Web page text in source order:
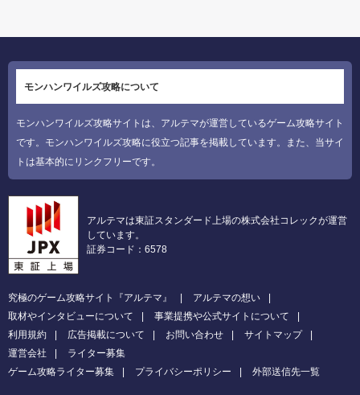
モンハンワイルズ攻略について
モンハンワイルズ攻略サイトは、アルテマが運営しているゲーム攻略サイト
です。モンハンワイルズ攻略に役立つ記事を掲載しています。また、当サイ
トは基本的にリンクフリーです。
アルテマは東証スタンダード上場の株式会社コレックが運営
しています。
証券コード：6578
究極のゲーム攻略サイト『アルテマ』
アルテマの想い
取材やインタビューについて
事業提携や公式サイトについて
利用規約
広告掲載について お問い合わせ
サイトマップ
運営会社
ライター募集
ゲーム攻略ライター募集
プライバシーポリシー 外部送信先一覧